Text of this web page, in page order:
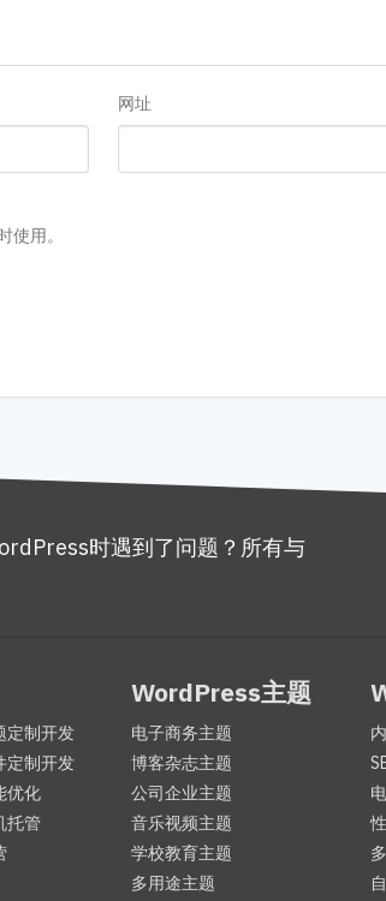
网址
用。
时遇到了问题？所有与
定制开发
定制开发
优化
托管
WordPress主题
电子商务主题
博客杂志主题
公司企业主题
音乐视频主题
学校教育主题
多用途主题